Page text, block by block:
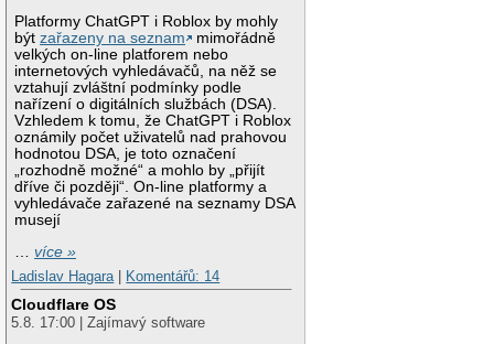
Platformy ChatGPT i Roblox by mohly
býtzařazeny na seznam
mimořádně
velkých on-line platforem nebo
internetových vyhledávačů, na něž se
vztahují zvláštní podmínky podle
nařízení o digitálních službách (DSA).
Vzhledem k tomu, že ChatGPT i Roblox
oznámily počet uživatelů nad prahovou
hodnotou DSA, je toto označení
„rozhodně možné“ a mohlo by „přijít
dříve či později“. On-line platformy a
vyhledávače zařazené na seznamy DSA
musejí
…více »
Ladislav Hagara | Komentářů: 14
Cloudflare OS
5.8. 17:00 | Zajímavý software